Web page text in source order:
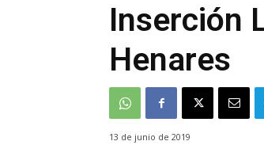
Inserción
Henares
13 de junio de 2019